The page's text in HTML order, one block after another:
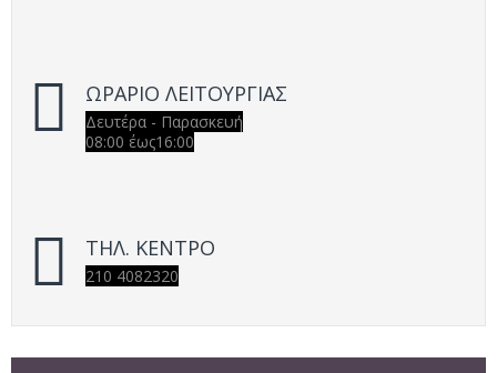
ΩΡΑΡΙΟ ΛΕΙΤΟΥΡΓΙΑΣ
Δευτέρα - Παρασκευή
08:00 έως16:00
ΤΗΛ. ΚΕΝΤΡΟ
210 4082320